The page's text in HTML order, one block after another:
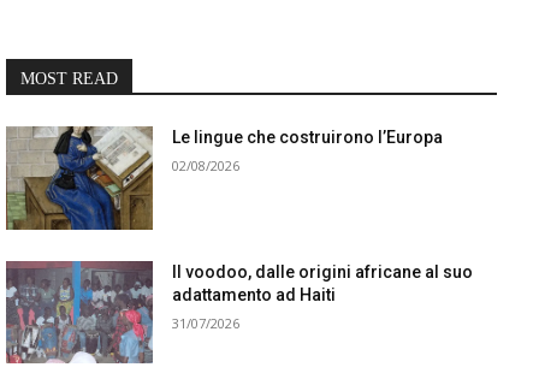
MOST READ
Le lingue che costruirono l’Europa
02/08/2026
Il voodoo, dalle origini africane al suo
adattamento ad Haiti
31/07/2026